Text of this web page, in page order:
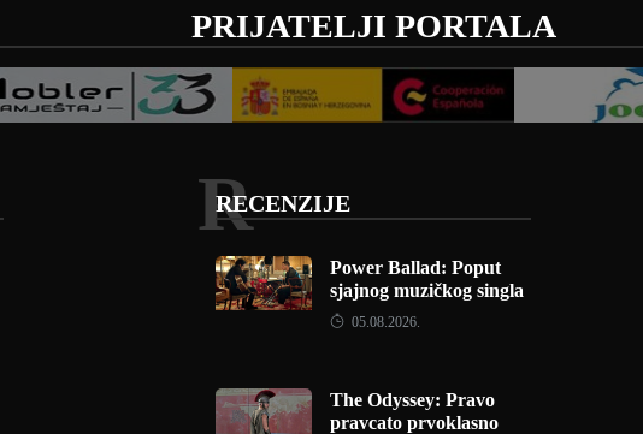
PRIJATELJI PORTALA
RECENZIJE
R
Power Ballad: Poput
sjajnog muzičkog singla
05.08.2026.
The Odyssey: Pravo
pravcato prvoklasno